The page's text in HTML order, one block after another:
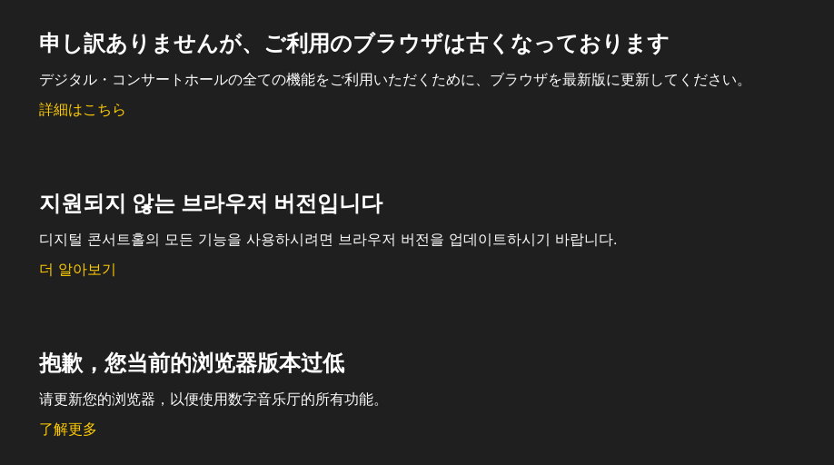
申し訳ありませんが、ご利用のブラウザは古くなっております
デジタル・コンサートホールの全ての機能をご利用いただくために、ブラウザを最新版に更新してください。
詳細はこちら
지원되지 않는 브라우저 버전입니다
디지털 콘서트홀의 모든 기능을 사용하시려면 브라우저 버전을 업데이트하시기 바랍니다.
더 알아보기
抱歉，您当前的浏览器版本过低
请更新您的浏览器，以便使用数字音乐厅的所有功能。
了解更多